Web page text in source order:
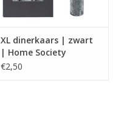
XL dinerkaars | zwart
| Home Society
€2,50